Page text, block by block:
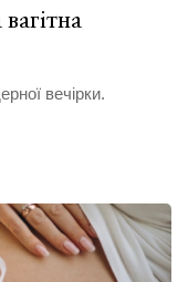
вечірки.